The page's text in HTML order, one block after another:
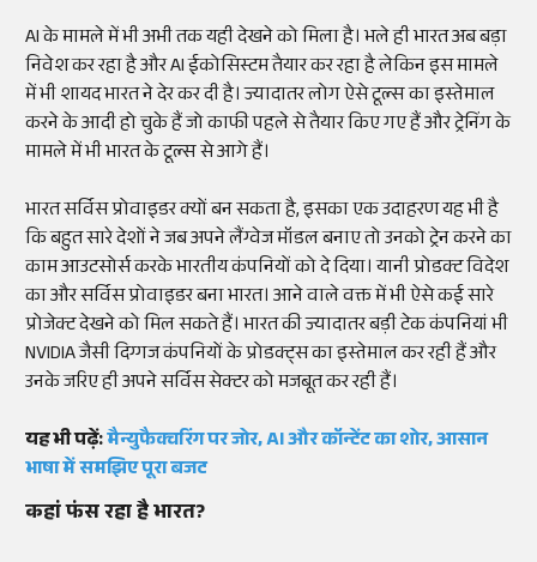
AI के मामले में भी अभी तक यही देखने को मिला है। भले ही भारत अब बड़ा
निवेश कर रहा है और AI ईकोसिस्टम तैयार कर रहा है लेकिन इस मामले
में भी शायद भारत ने देर कर दी है। ज्यादातर लोग ऐसे टूल्स का इस्तेमाल
करने के आदी हो चुके हैं जो काफी पहले से तैयार किए गए हैं और ट्रेनिंग के
मामले में भी भारत के टूल्स से आगे हैं।
भारत सर्विस प्रोवाइडर क्यों बन सकता है, इसका एक उदाहरण यह भी है
कि बहुत सारे देशों ने जब अपने लैंग्वेज मॉडल बनाए तो उनको ट्रेन करने का
काम आउटसोर्स करके भारतीय कंपनियों को दे दिया। यानी प्रोडक्ट विदेश
का और सर्विस प्रोवाइडर बना भारत। आने वाले वक्त में भी ऐसे कई सारे
प्रोजेक्ट देखने को मिल सकते हैं। भारत की ज्यादातर बड़ी टेक कंपनियां भी
NVIDIA जैसी दिग्गज कंपनियों के प्रोडक्ट्स का इस्तेमाल कर रही हैं और
उनके जरिए ही अपने सर्विस सेक्टर को मजबूत कर रही हैं।
यह भी पढ़ें:मैन्युफैक्चरिंग पर जोर, AI और कॉन्टेंट का शोर, आसान
भाषा में समझिए पूरा बजट
कहां फंस रहा है भारत?